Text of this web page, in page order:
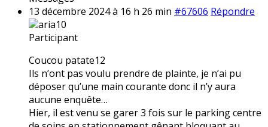
13 décembre 2024 à 16 h 26 min #67606 Répondre
aria10
Participant
Coucou patate12
Ils n’ont pas voulu prendre de plainte, je n’ai pu
déposer qu’une main courante donc il n’y aura
aucune enquête…
Hier, il est venu se garer 3 fois sur le parking centre